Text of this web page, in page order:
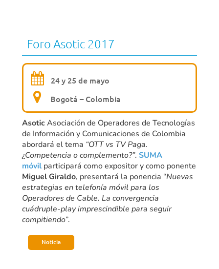
Foro Asotic 2017
24 y 25 de mayo
Bogotá – Colombia
AsoticAsociación de Operadores de Tecnologías
de Información y Comunicaciones de Colombia
abordará el tema “OTT vs TV Paga.
¿Competencia o complemento?”. SUMA
móvilparticipará como expositor y como ponente
Miguel Giraldo, presentará la ponencia “Nuevas
estrategias en telefonía móvil para los
Operadores de Cable. La convergencia
cuádruple-play imprescindible para seguir
compitiendo”.
Noticia